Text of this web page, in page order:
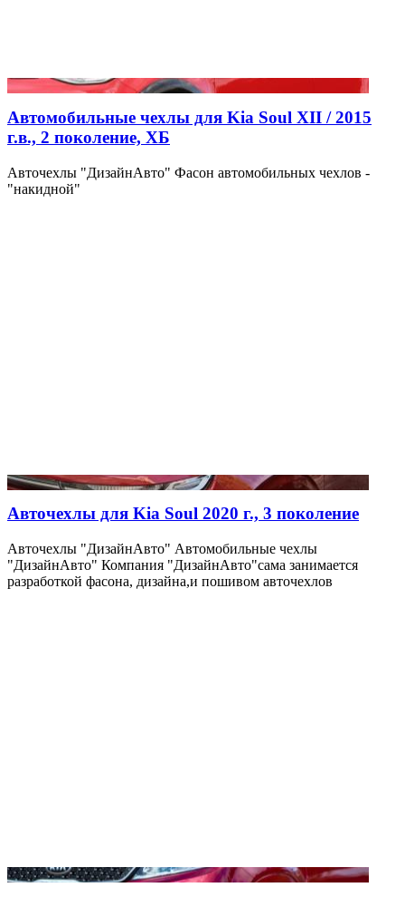
Автомобильные чехлы для Kia Soul XII / 2015
г.в., 2 поколение, ХБ
Авточехлы "ДизайнАвто" Фасон автомобильных чехлов -
"накидной"
Авточехлы для Kia Soul 2020 г., 3 поколение
Авточехлы "ДизайнАвто" Автомобильные чехлы
"ДизайнАвто" Компания "ДизайнАвто"сама занимается
разработкой фасона, дизайна,и пошивом авточехлов